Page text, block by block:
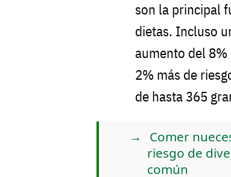
son la principal
dietas. Incluso
aumento del
2% más de
de hasta 365
Comer
riesgo de
común